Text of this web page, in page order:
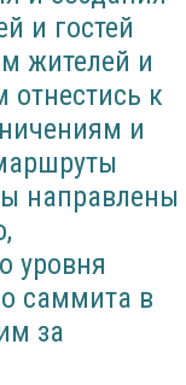
и гостей
жителей и
отнестись к
и
направлены
уровня
саммита в
за